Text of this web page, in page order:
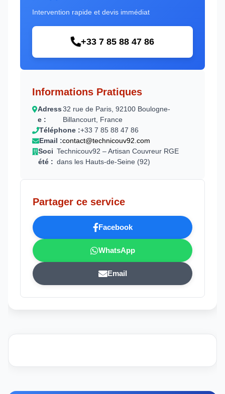
Intervention rapide et devis immédiat
+33 7 85 88 47 86
Informations Pratiques
Adress
e :
32 rue de Paris, 92100 Boulogne-
Billancourt, France
Téléphone :+33 7 85 88 47 86
Email :contact@technicouv92.com
Soci
été :
Technicouv92 – Artisan Couvreur RGE
dans les Hauts-de-Seine (92)
Partager ce service
Facebook
WhatsApp
Email